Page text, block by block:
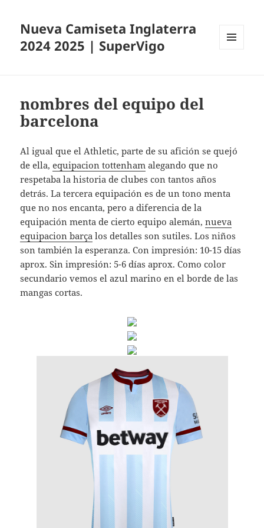
Nueva Camiseta Inglaterra
2024 2025 | SuperVigo
nombres del equipo del
barcelona
Al igual que el Athletic, parte de su afición se quejó
de ella,equipacion tottenham alegando que no
respetaba la historia de clubes con tantos años
detrás. La tercera equipación es de un tono menta
que no nos encanta, pero a diferencia de la
equipación menta de cierto equipo alemán,nueva
equipacion barça los detalles son sutiles. Los niños
son también la esperanza. Con impresión: 10-15 días
aprox. Sin impresión: 5-6 días aprox. Como color
secundario vemos el azul marino en el borde de las
mangas cortas.